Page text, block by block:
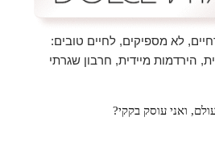
לא מספיקים, לחיים טובים:
הירדמות מיידית, חרבון שגרתי
ואני עוסק בקקי?